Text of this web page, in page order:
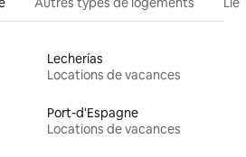
Lecherías
Locations de vacances
Port-d'Espagne
Locations de vacances